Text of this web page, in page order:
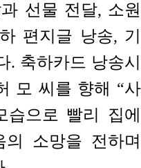
선물 전달, 소원
편지글 낭송, 기
. 축하카드 낭송시
모 씨를 향해 “사
으로 빨리 집에
의 소망을 전하며